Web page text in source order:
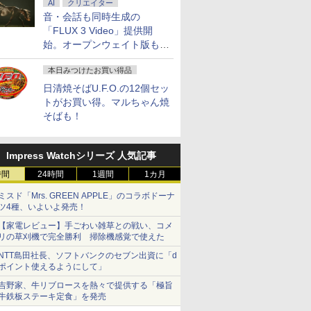
AI クリエイター
音・会話も同時生成の
「FLUX 3 Video」提供開
始。オープンウェイト版も計
画
本日みつけたお買い得品
日清焼そばU.F.O.の12個セッ
トがお買い得。マルちゃん焼
そばも！
Impress Watchシリーズ 人気記事
24時間 1週間 1カ月
スド「Mrs. GREEN APPLE」のコラボドーナ
4種、いよいよ発売！
家電レビュー】手ごわい雑草との戦い、コメ
の草刈機で完全勝利 掃除機感覚で使えた
島田社長、ソフトバンクのセブン出資に「d
イント使えるようにして」
野家、牛リブロースを熱々で提供する「極旨
鉄板ステーキ定食」を発売